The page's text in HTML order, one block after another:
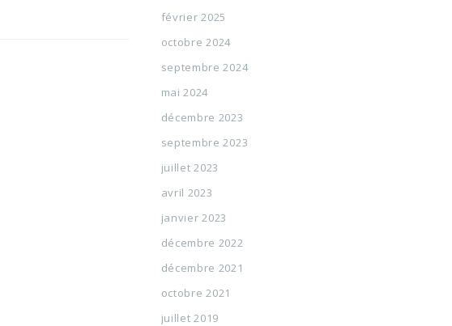
février 2025
octobre 2024
septembre 2024
mai 2024
décembre 2023
septembre 2023
juillet 2023
avril 2023
janvier 2023
décembre 2022
décembre 2021
octobre 2021
juillet 2019